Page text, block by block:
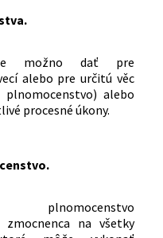
možno dať pre
alebo pre určitú věc
plnomocenstvo) alebo
procesné úkony.
plnomocenstvo
zmocnenca na všetky